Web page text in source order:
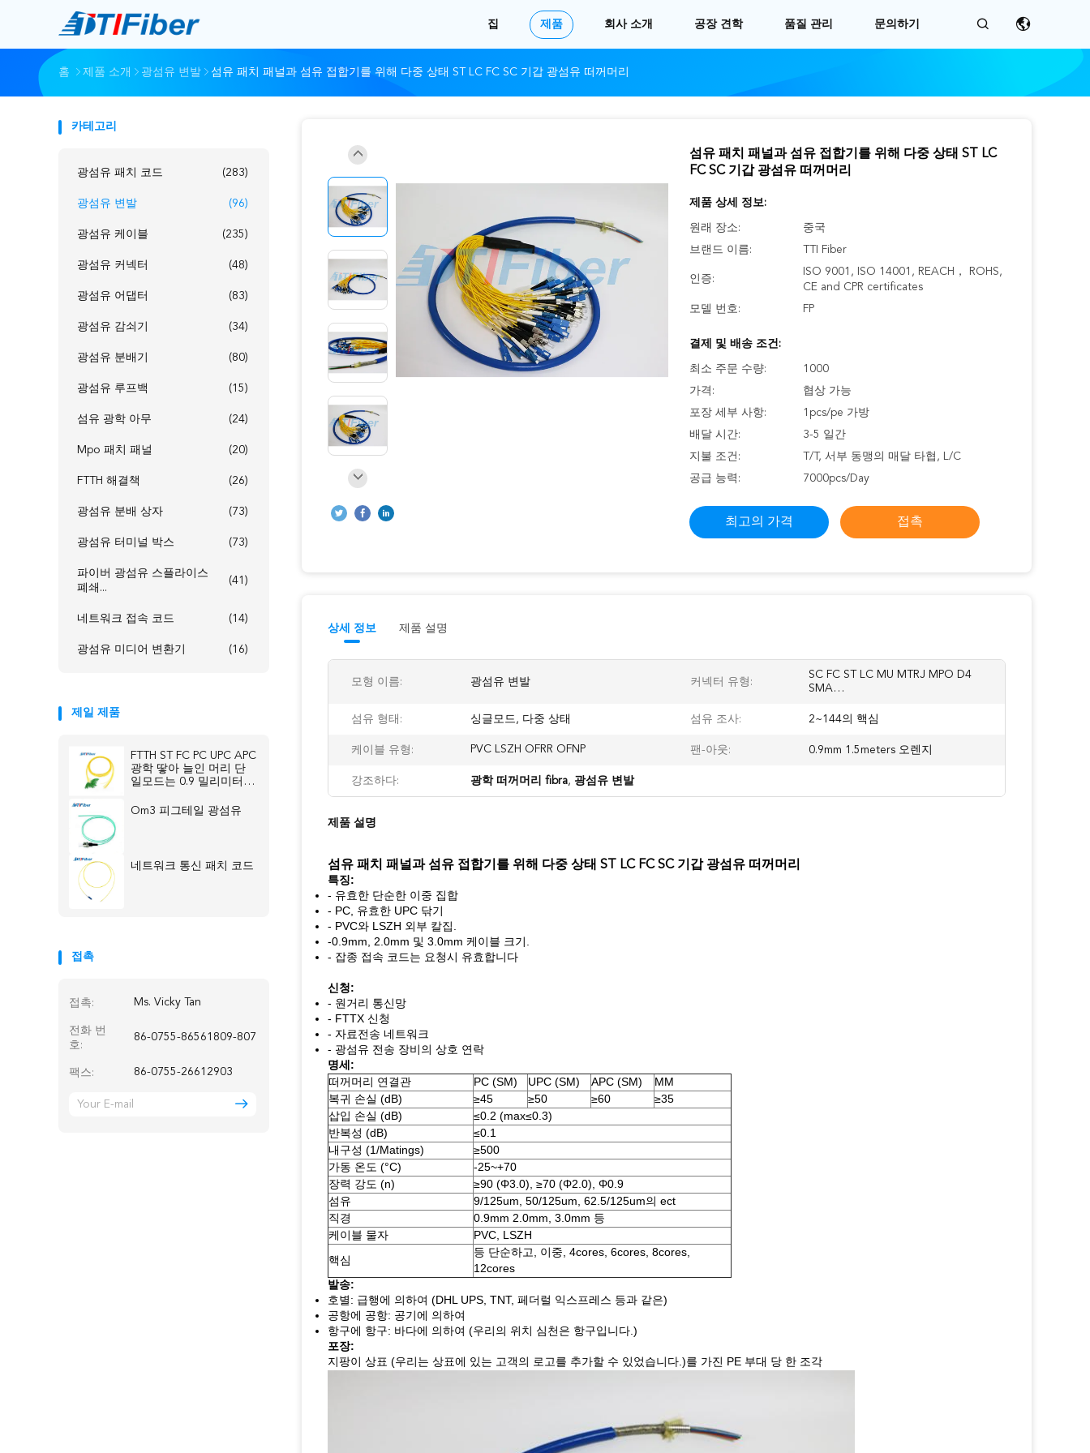
집 제품 회사 소개 공장 견학 품질 관리 문의하기
홈 제품 소개 광섬유 변발 섬유 패치 패널과 섬유 접합기를 위해 다중 상태 ST LC FC SC 기갑 광섬유 떠꺼머리
카테고리
광섬유 패치 코드 (283)
광섬유 변발 (96)
광섬유 케이블 (235)
광섬유 커넥터 (48)
광섬유 어댑터 (83)
광섬유 감쇠기 (34)
광섬유 분배기 (80)
광섬유 루프백 (15)
섬유 광학 아무 (24)
Mpo 패치 패널 (20)
FTTH 해결책 (26)
광섬유 분배 상자 (73)
광섬유 터미널 박스 (73)
파이버 광섬유 스플라이스
폐쇄...
(41)
네트워크 접속 코드 (14)
광섬유 미디어 변환기 (16)
제일 제품
FTTH ST FC PC UPC APC
광학 땋아 늘인 머리 단
일모드는 0.9 밀리미터를
Om3 피그테일 광섬유
네트워크 통신 패치 코드
접촉
접촉: Ms. Vicky Tan
전화 번
호:
86-0755-86561809-807
팩스: 86-0755-26612903
섬유 패치 패널과 섬유 접합기를 위해 다중 상태 ST LC
FC SC 기갑 광섬유 떠꺼머리
제품 상세 정보:
원래 장소:
중국
브랜드 이름:
TTI Fiber
인증:
ISO 9001, ISO 14001, REACH， ROHS,
CE and CPR certificates
모델 번호:
FP
결제 및 배송 조건:
최소 주문 수량:
1000
가격:
협상 가능
포장 세부 사항:
1pcs/pe 가방
배달 시간:
3-5 일간
지불 조건:
T/T, 서부 동맹의 매달 타협, L/C
공급 능력:
7000pcs/Day
최고의 가격 접촉
상세 정보 제품 설명
모형 이름: 광섬유 변발 커넥터 유형:
SC FC ST LC MU MTRJ MPO D4
SMA…
섬유 형태: 싱글모드, 다중 상태 섬유 조사: 2~144의 핵심
케이블 유형: PVC LSZH OFRR OFNP 팬-아웃: 0.9mm 1.5meters 오렌지
강조하다: 광학 떠꺼머리 fibra, 광섬유 변발
제품 설명
섬유 패치 패널과 섬유 접합기를 위해 다중 상태 ST LC FC SC 기갑 광섬유 떠꺼머리
특징:
- 유효한 단순한 이중 집합
- PC, 유효한 UPC 닦기
- PVC와 LSZH 외부 칼집.
-0.9mm, 2.0mm 및 3.0mm 케이블 크기.
- 잡종 접속 코드는 요청시 유효합니다
신청:
- 원거리 통신망
- FTTX 신청
- 자료전송 네트워크
- 광섬유 전송 장비의 상호 연락
명세:
떠꺼머리 연결관
PC (SM) UPC (SM) APC (SM)
MM
복귀 손실 (dB)
≥45 ≥50 ≥60
≥35
삽입 손실 (dB)
≤0.2 (max≤0.3)
반복성 (dB)
≤0.1
내구성 (1/Matings)
≥500
가동 온도 (°C)
-25~+70
장력 강도 (n)
≥90 (Φ3.0), ≥70 (Φ2.0), Φ0.9
섬유
9/125um, 50/125um, 62.5/125um의 ect
직경
0.9mm 2.0mm, 3.0mm 등
케이블 물자
PVC, LSZH
핵심
등 단순하고, 이중, 4cores, 6cores, 8cores,
12cores
발송:
호별: 급행에 의하여 (DHL UPS, TNT, 페더럴 익스프레스 등과 같은)
공항에 공항: 공기에 의하여
항구에 항구: 바다에 의하여 (우리의 위치 심천은 항구입니다.)
포장:
지팡이 상표 (우리는 상표에 있는 고객의 로고를 추가할 수 있었습니다.)를 가진 PE 부대 당 한 조각